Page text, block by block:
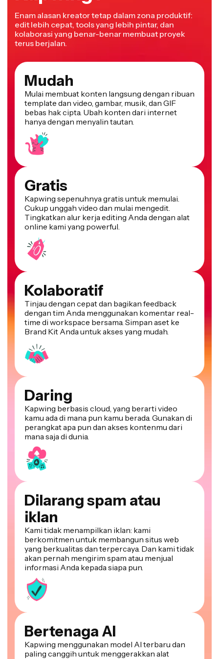
Enam alasan kreator tetap dalam zona produktif:
edit lebih cepat, tools yang lebih pintar, dan
kolaborasi yang benar-benar membuat proyek
terus berjalan.
Mudah
Mulai membuat konten langsung dengan ribuan
template dan video, gambar, musik, dan GIF
bebas hak cipta. Ubah konten dari internet
hanya dengan menyalin tautan.
Gratis
Kapwing sepenuhnya gratis untuk memulai.
Cukup unggah video dan mulai mengedit.
Tingkatkan alur kerja editing Anda dengan alat
online kami yang powerful.
Kolaboratif
Tinjau dengan cepat dan bagikan feedback
dengan tim Anda menggunakan komentar real-
time di workspace bersama. Simpan aset ke
Brand Kit Anda untuk akses yang mudah.
Daring
Kapwing berbasis cloud, yang berarti video
kamu ada di mana pun kamu berada. Gunakan di
perangkat apa pun dan akses kontenmu dari
mana saja di dunia.
Dilarang spam atau
iklan
Kami tidak menampilkan iklan: kami
berkomitmen untuk membangun situs web
yang berkualitas dan terpercaya. Dan kami tidak
akan pernah mengirim spam atau menjual
informasi Anda kepada siapa pun.
Bertenaga AI
Kapwing menggunakan model AI terbaru dan
paling canggih untuk menggerakkan alat
editing generative AI dan one-click editing.